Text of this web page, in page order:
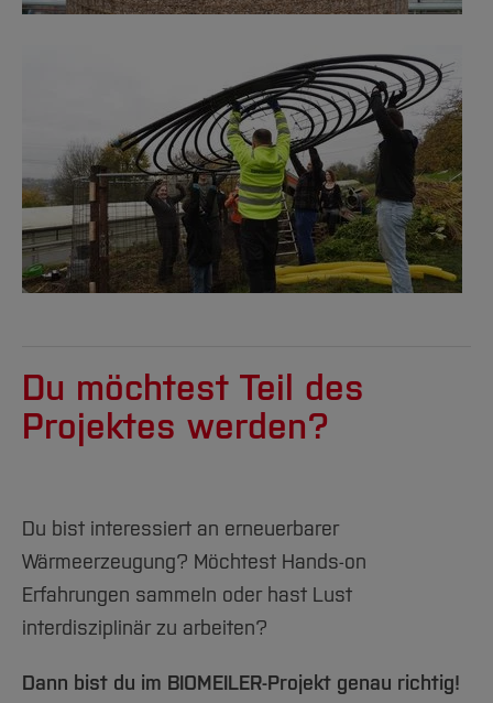
Du möchtest Teil des
Projektes werden?
Du bist interessiert an erneuerbarer
Wärmeerzeugung? Möchtest Hands-on
Erfahrungen sammeln oder hast Lust
interdisziplinär zu arbeiten?
Dann bist du im BIOMEILER-Projekt genau richtig!